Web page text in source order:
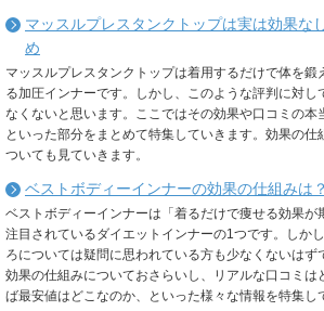
マッスルプレスタンクトップは実は効果な
め
マッスルプレスタンクトップは着用するだけで体を鍛
る加圧インナーです。しかし、このような評判に対し
なくないと思います。ここではその効果や口コミの本
といった部分をまとめて特集していきます。効果の仕
ついても見ていきます。
ベストボディーインナーの効果の仕組みは
ベストボディーインナーは「着るだけで痩せる効果が
注目されているダイエットインナーの1つです。しか
ろについては疑問に思われている方も少なくないはず
効果の仕組みについておさらいし、リアルな口コミは
ば最安値はどこなのか、といった様々な情報を特集し